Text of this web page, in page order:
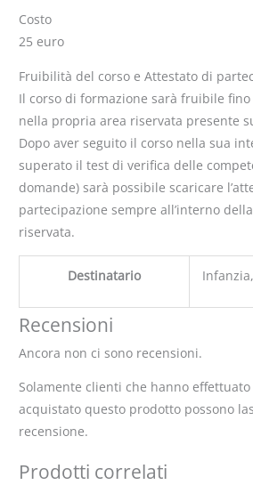
Costo
25 euro
Fruibilità del corso e Attestato di
Il corso di formazione sarà fruibile
nella propria area riservata presente
Dopo aver seguito il corso nella sua
superato il test di verifica delle
domande) sarà possibile scaricare
partecipazione sempre all’interno
riservata.
Destinatario
Recensioni
Ancora non ci sono recensioni.
Solamente clienti che hanno
acquistato questo prodotto possono
recensione.
Prodotti correlati